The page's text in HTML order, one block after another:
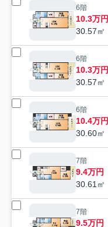
6階
10.3万円
30.57㎡
6階
10.3万円
30.57㎡
6階
10.4万円
30.60㎡
7階
9.4万円
30.61㎡
7階
9.5万円